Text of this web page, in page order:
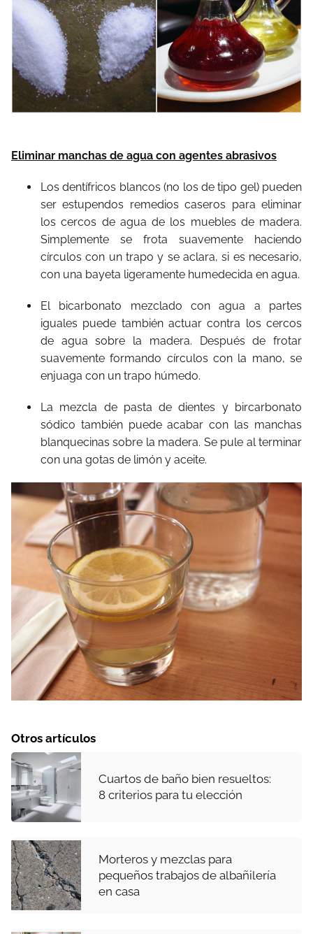
Eliminar manchas de agua con agentes abrasivos
Los dentífricos blancos (no los de tipo gel) pueden
ser estupendos remedios caseros para eliminar
los cercos de agua de los muebles de madera.
Simplemente se frota suavemente haciendo
círculos con un trapo y se aclara, si es necesario,
con una bayeta ligeramente humedecida en agua.
El bicarbonato mezclado con agua a partes
iguales puede también actuar contra los cercos
de agua sobre la madera. Después de frotar
suavemente formando círculos con la mano, se
enjuaga con un trapo húmedo.
La mezcla de pasta de dientes y bircarbonato
sódico también puede acabar con las manchas
blanquecinas sobre la madera. Se pule al terminar
con una gotas de limón y aceite.
Otros artículos
Cuartos de baño bien resueltos:
8 criterios para tu elección
Morteros y mezclas para
pequeños trabajos de albañilería
en casa